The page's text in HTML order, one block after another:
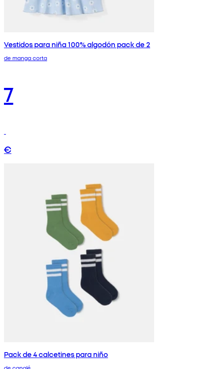
Vestidos para niña 100% algodón pack de 2
de manga corta
7
€
Pack de 4 calcetines para niño